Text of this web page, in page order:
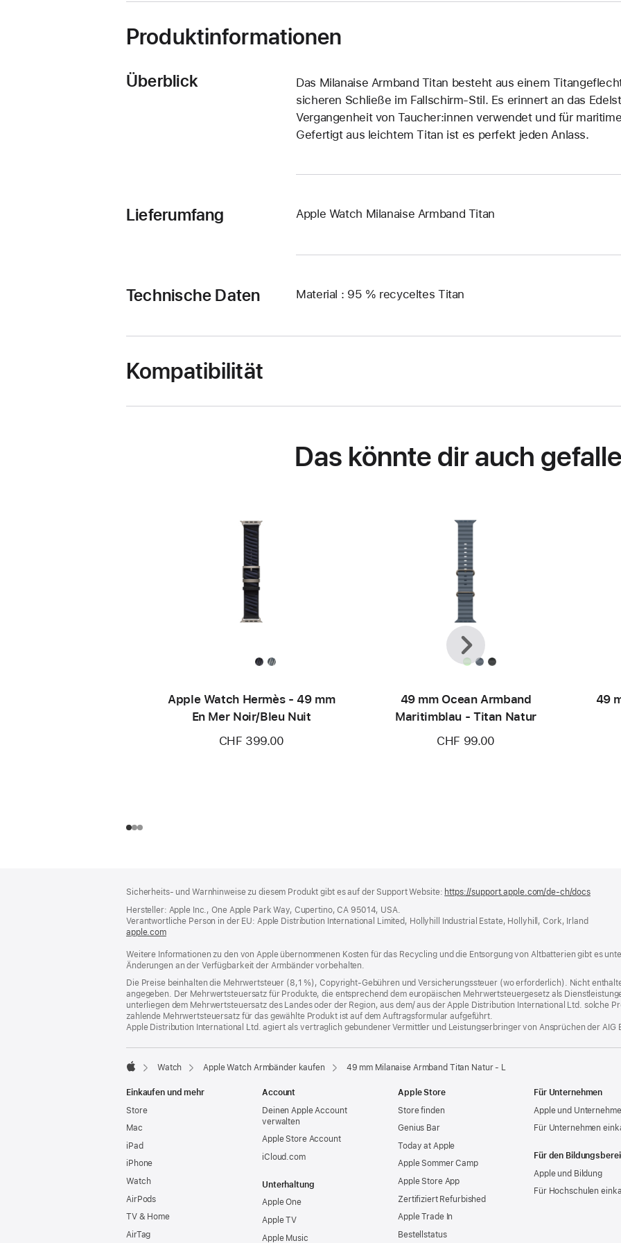
Produktinformationen
Überblick
Das Milanaise Armband Titan besteht aus einem
sicheren Schließe im Fallschirm-Stil. Es erinnert an das
Vergangenheit von Taucher:innen verwendet und für
Gefertigt aus leichtem Titan ist es perfekt jeden Anlass.
Lieferumfang Apple Watch Milanaise Armband Titan
Technische Daten Material : 95 % recyceltes Titan
Kompatibilität
Das könnte dir auch
Apple Watch Hermès - 49 mm
En Mer Noir/Bleu Nuit
CHF 399.00
49 mm Ocean Armband
Maritimblau - Titan Natur
CHF 99.00
49
Zurück
Weiter
Sicherheits- und Warnhinweise zu diesem Produkt gibt es auf der Support Website: https://support.apple.com/de-ch/docs(öffnet
Hersteller: Apple Inc., One Apple Park Way, Cupertino, CA 95014, USA.
Verantwortliche Person in der EU: Apple Distribution International Limited, Hollyhill Industrial Estate, Hollyhill, Cork, Irland
apple.com(öffnet
neues
Fenster)
Weitere Informationen zu den von Apple übernommenen Kosten für das Recycling und die Entsorgung von Altbatterien gibt es
Änderungen an der Verfügbarkeit der Armbänder vorbehalten.
Die Preise beinhalten die Mehrwertsteuer (8,1 %), Copyright-Gebühren und Versicherungssteuer (wo erforderlich). Nicht
angegeben. Der Mehrwertsteuersatz für Produkte, die entsprechend dem europäischen Mehrwertsteuergesetz als
unterliegen dem Mehrwertsteuersatz des Landes oder der Region, aus dem/ aus der Apple Distribution International Ltd. solche
zahlende Mehrwertsteuersatz für das gewählte Produkt ist auf dem Auftragsformular aufgeführt.
Apple Distribution International Ltd. agiert als vertraglich gebundener Vermittler und Leistungserbringer von Ansprüchen der AIG
Watch Apple Watch Armbänder kaufen 49 mm Milanaise Armband Titan Natur ‑ L
Einkaufen und mehr
Store
Mac
iPad
iPhone
Watch
AirPods
TV & Home
AirTag
Account
Deinen Apple Account
verwalten
Apple Store Account
iCloud.com
Unterhaltung
Apple One
Apple TV
Apple Music
Apple Store
Store finden
Genius Bar
Today at Apple
Apple Sommer Camp
Apple Store App
Zertifiziert Refurbished
Apple Trade In
Bestellstatus
Für Unternehmen
Apple und
Für Unternehmen
Für den
Apple und Bildung
Für Hochschulen